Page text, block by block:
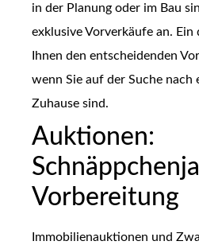
in der Planung oder im Bau
exklusive Vorverkäufe an.
Ihnen den entscheidenden
wenn Sie auf der Suche nach
Zuhause sind.
Auktionen:
Vorbereitung
Immobilienauktionen und